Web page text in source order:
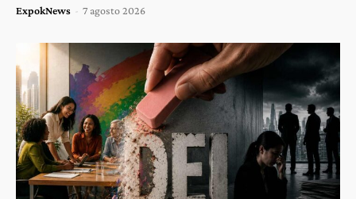
ExpokNews - 7 agosto 2026